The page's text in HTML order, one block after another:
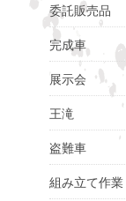
委託販売品
完成車
展示会
王滝
盗難車
組み立て作業